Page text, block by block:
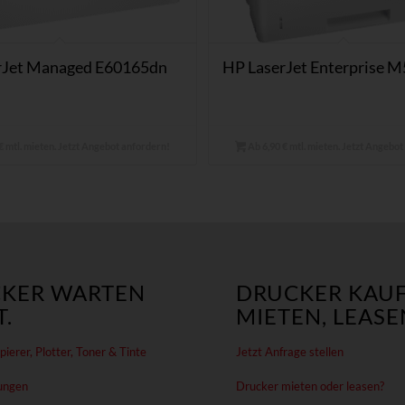
Managed E60165dn HP LaserJet Enterprise
WARTEN
Plotter, Toner & Tinte
DRUCKER
MIETEN,
Jetzt Anfrage stellen
Drucker mieten oder leasen?